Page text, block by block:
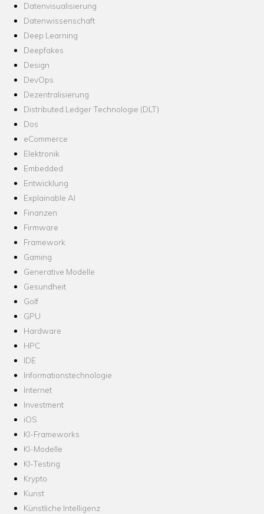
Datenvisualisierung
Datenwissenschaft
Deep Learning
Deepfakes
Design
DevOps
Dezentralisierung
Distributed Ledger Technologie (DLT)
Dos
eCommerce
Elektronik
Embedded
Entwicklung
Explainable AI
Finanzen
Firmware
Framework
Gaming
Generative Modelle
Gesundheit
Golf
GPU
Hardware
HPC
IDE
Informationstechnologie
Internet
Investment
iOS
KI-Frameworks
KI-Modelle
KI-Testing
Krypto
Kunst
Künstliche Intelligenz